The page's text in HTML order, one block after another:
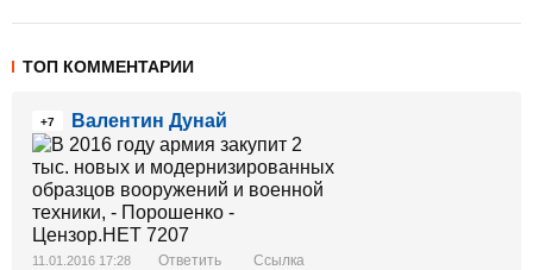
ТОП КОММЕНТАРИИ
+7 Валентин Дунай
11.01.2016 17:28 Ответить Ссылка